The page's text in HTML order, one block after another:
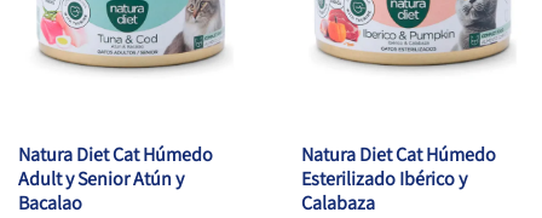
Natura Diet Cat Húmedo
Adult y Senior Atún y
Bacalao
Natura Diet Cat Húmedo
Esterilizado Ibérico y
Calabaza